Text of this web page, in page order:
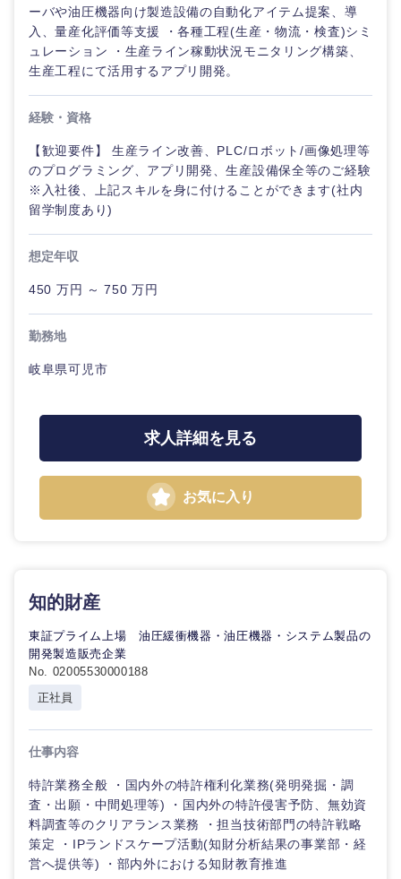
ーバや油圧機器向け製造設備の自動化アイテム提案、導
入、量産化評価等支援 ・各種工程(生産・物流・検査)シミ
ュレーション ・生産ライン稼動状況モニタリング構築、
生産工程にて活用するアプリ開発。
経験・資格
【歓迎要件】 生産ライン改善、PLC/ロボット/画像処理等
のプログラミング、アプリ開発、生産設備保全等のご経験
※入社後、上記スキルを身に付けることができます(社内
留学制度あり)
想定年収
450 万円 ～ 750 万円
勤務地
岐阜県可児市
求人詳細を見る
お気に入り
知的財産
東証プライム上場 油圧緩衝機器・油圧機器・システム製品の
開発製造販売企業
No. 02005530000188
正社員
仕事内容
特許業務全般 ・国内外の特許権利化業務(発明発掘・調
査・出願・中間処理等) ・国内外の特許侵害予防、無効資
料調査等のクリアランス業務 ・担当技術部門の特許戦略
策定 ・IPランドスケープ活動(知財分析結果の事業部・経
営へ提供等) ・部内外における知財教育推進